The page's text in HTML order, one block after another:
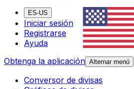
ES-US
Iniciar sesión
Registrarse
Ayuda
Obtenga la aplicación Alternar menú
Conversor de divisas